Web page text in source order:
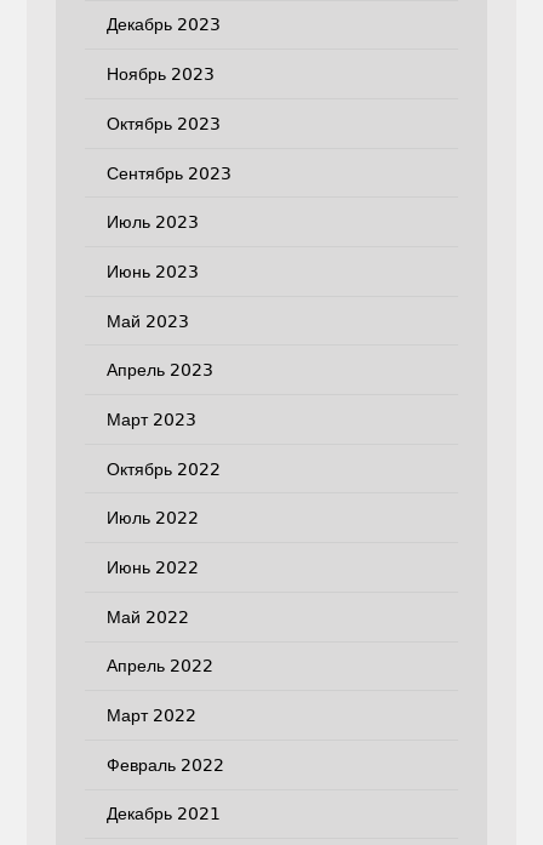
Декабрь 2023
Ноябрь 2023
Октябрь 2023
Сентябрь 2023
Июль 2023
Июнь 2023
Май 2023
Апрель 2023
Март 2023
Октябрь 2022
Июль 2022
Июнь 2022
Май 2022
Апрель 2022
Март 2022
Февраль 2022
Декабрь 2021